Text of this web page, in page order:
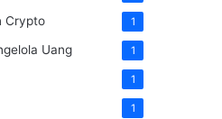
Crypto 1
Uang 1
1
1